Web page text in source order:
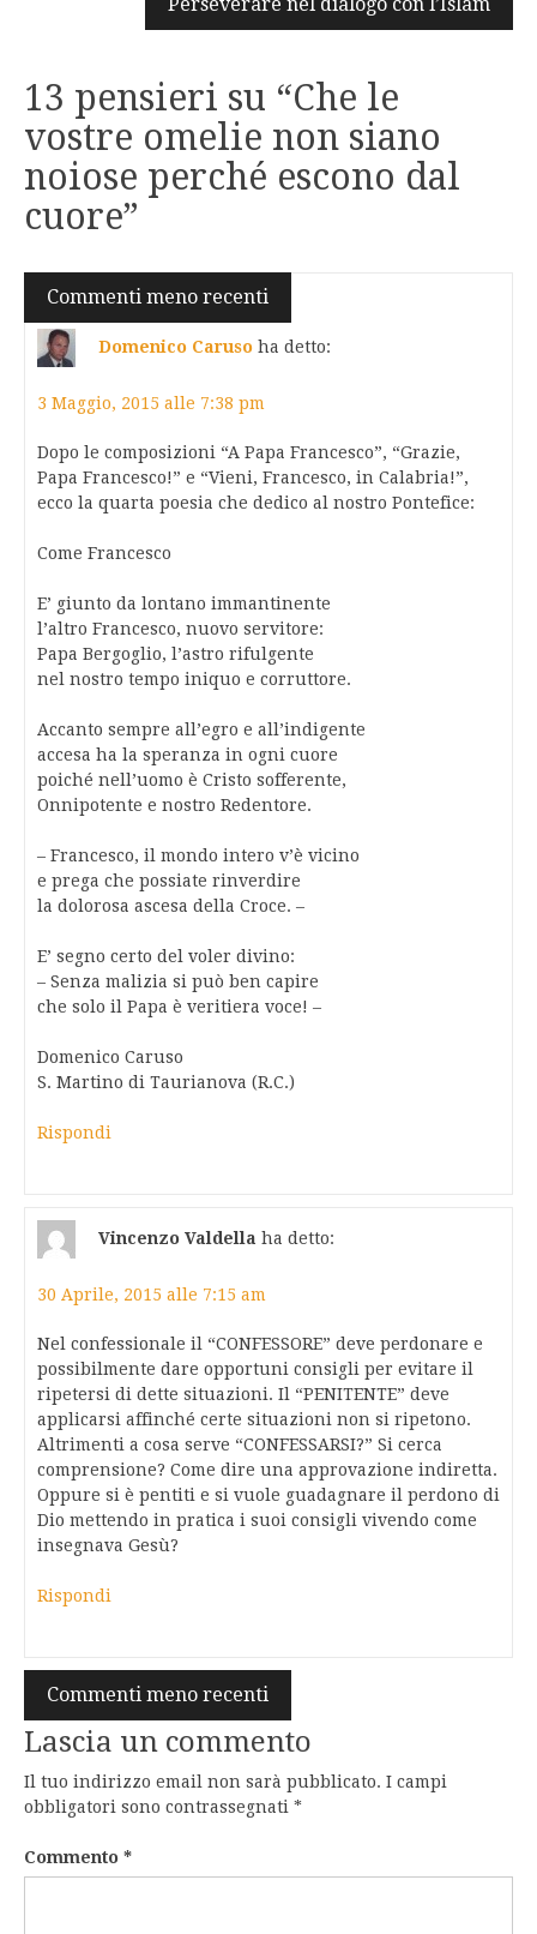
13 pensieri su “Che le
vostre omelie non siano
noiose perché escono dal
cuore”
Navigazione
commenti
Commenti meno recenti
Domenico Caruso ha detto:
3 Maggio, 2015 alle 7:38 pm
Dopo le composizioni “A Papa Francesco”, “Grazie,
Papa Francesco!” e “Vieni, Francesco, in Calabria!”,
ecco la quarta poesia che dedico al nostro Pontefice:
Come Francesco
E’ giunto da lontano immantinente
l’altro Francesco, nuovo servitore:
Papa Bergoglio, l’astro rifulgente
nel nostro tempo iniquo e corruttore.
Accanto sempre all’egro e all’indigente
accesa ha la speranza in ogni cuore
poiché nell’uomo è Cristo sofferente,
Onnipotente e nostro Redentore.
– Francesco, il mondo intero v’è vicino
e prega che possiate rinverdire
la dolorosa ascesa della Croce. –
E’ segno certo del voler divino:
– Senza malizia si può ben capire
che solo il Papa è veritiera voce! –
Domenico Caruso
S. Martino di Taurianova (R.C.)
Rispondi
Vincenzo Valdella ha detto:
30 Aprile, 2015 alle 7:15 am
Nel confessionale il “CONFESSORE” deve perdonare e
possibilmente dare opportuni consigli per evitare il
ripetersi di dette situazioni. Il “PENITENTE” deve
applicarsi affinché certe situazioni non si ripetono.
Altrimenti a cosa serve “CONFESSARSI?” Si cerca
comprensione? Come dire una approvazione indiretta.
Oppure si è pentiti e si vuole guadagnare il perdono di
Dio mettendo in pratica i suoi consigli vivendo come
insegnava Gesù?
Rispondi
Navigazione
commenti
Commenti meno recenti
Lascia un commento
Il tuo indirizzo email non sarà pubblicato. I campi
obbligatori sono contrassegnati *
Commento *